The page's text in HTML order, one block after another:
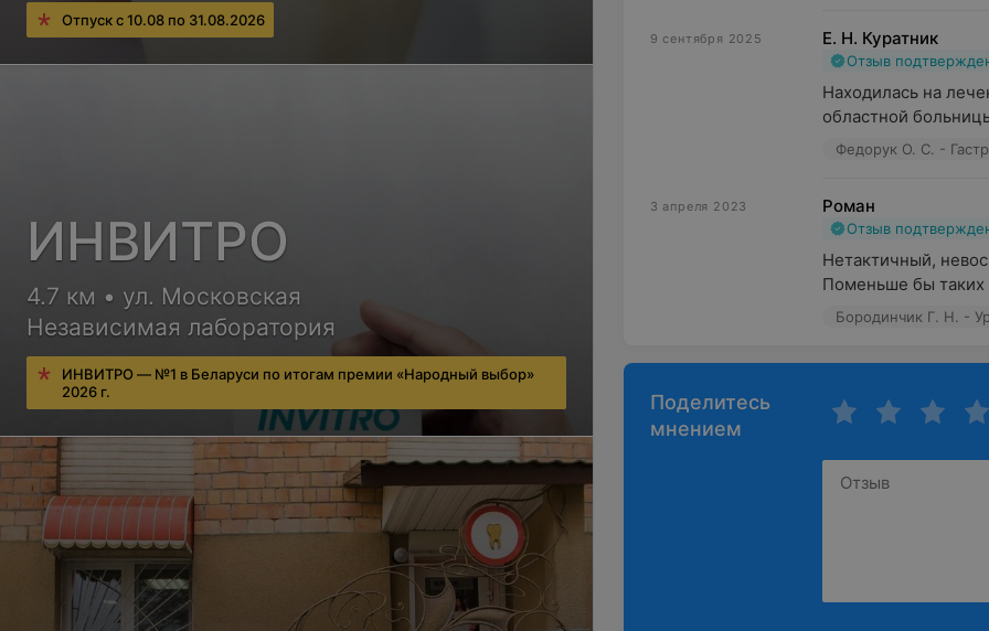
9 сентября 2025 Е. Н. Куратник
Отзыв
Находилась на
областной
Федорук О. С. -
3 апреля 2023 Роман
Отзыв
Нетактичный,
Поменьше бы таких
Бородинчик Г. Н. -
Поделитесь
мнением
Отпуск с 10.08 по 31.08.2026
ИНВИТРО
4.7 км • ул. Московская
Независимая лаборатория
ИНВИТРО — №1 в Беларуси по итогам премии «Народный выбор»
2026 г.